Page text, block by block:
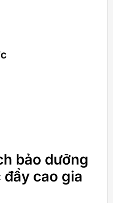
bảo dưỡng
cao gia